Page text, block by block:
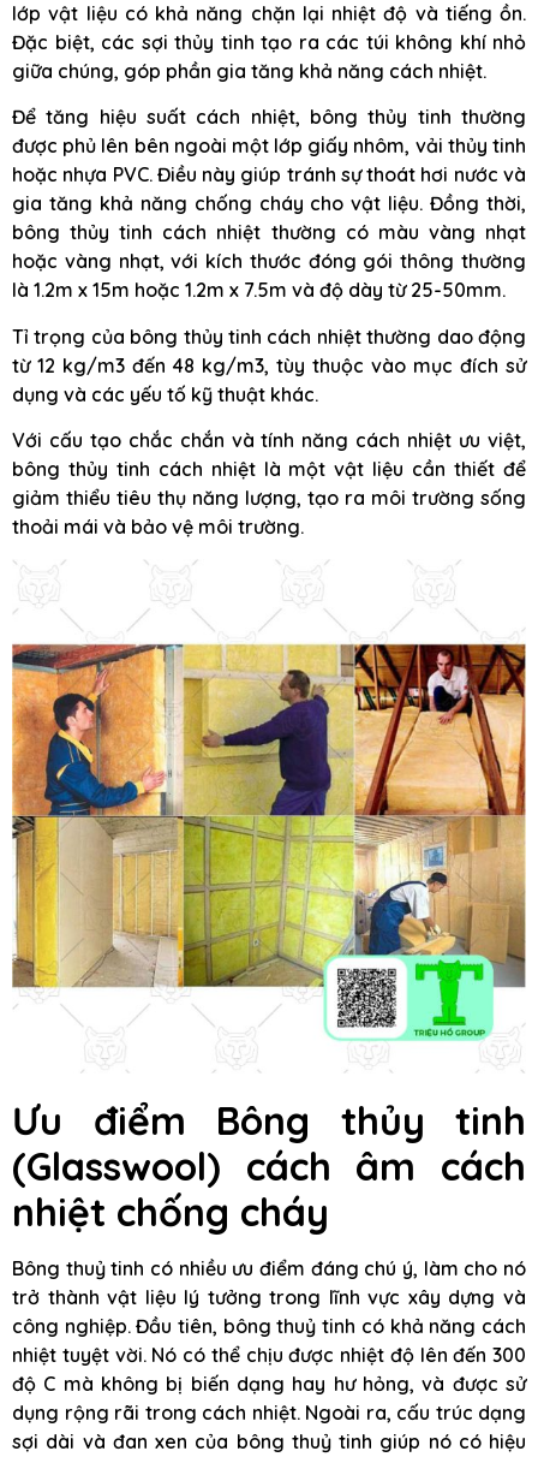
lớp vật liệu có khả năng chặn lại nhiệt độ và tiếng ồn.
Đặc biệt, các sợi thủy tinh tạo ra các túi không khí nhỏ
giữa chúng, góp phần gia tăng khả năng cách nhiệt.
Để tăng hiệu suất cách nhiệt, bông thủy tinh thường
được phủ lên bên ngoài một lớp giấy nhôm, vải thủy tinh
hoặc nhựa PVC. Điều này giúp tránh sự thoát hơi nước và
gia tăng khả năng chống cháy cho vật liệu. Đồng thời,
bông thủy tinh cách nhiệt thường có màu vàng nhạt
hoặc vàng nhạt, với kích thước đóng gói thông thường
là 1.2m x 15m hoặc 1.2m x 7.5m và độ dày từ 25-50mm.
Tỉ trọng của bông thủy tinh cách nhiệt thường dao động
từ 12 kg/m3 đến 48 kg/m3, tùy thuộc vào mục đích sử
dụng và các yếu tố kỹ thuật khác.
Với cấu tạo chắc chắn và tính năng cách nhiệt ưu việt,
bông thủy tinh cách nhiệt là một vật liệu cần thiết để
giảm thiểu tiêu thụ năng lượng, tạo ra môi trường sống
thoải mái và bảo vệ môi trường.
Ưu điểm Bông thủy tinh
(Glasswool) cách âm cách
nhiệt chống cháy
Bông thuỷ tinh có nhiều ưu điểm đáng chú ý, làm cho nó
trở thành vật liệu lý tưởng trong lĩnh vực xây dựng và
công nghiệp. Đầu tiên, bông thuỷ tinh có khả năng cách
nhiệt tuyệt vời. Nó có thể chịu được nhiệt độ lên đến 300
độ C mà không bị biến dạng hay hư hỏng, và được sử
dụng rộng rãi trong cách nhiệt. Ngoài ra, cấu trúc dạng
sợi dài và đan xen của bông thuỷ tinh giúp nó có hiệu